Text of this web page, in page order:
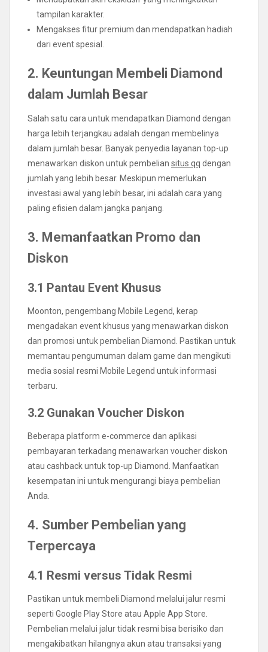
tampilan karakter.
Mengakses fitur premium dan mendapatkan hadiah
dari event spesial.
2. Keuntungan Membeli Diamond
dalam Jumlah Besar
Salah satu cara untuk mendapatkan Diamond dengan
harga lebih terjangkau adalah dengan membelinya
dalam jumlah besar. Banyak penyedia layanan top-up
menawarkan diskon untuk pembelian situs qq dengan
jumlah yang lebih besar. Meskipun memerlukan
investasi awal yang lebih besar, ini adalah cara yang
paling efisien dalam jangka panjang.
3. Memanfaatkan Promo dan
Diskon
3.1 Pantau Event Khusus
Moonton, pengembang Mobile Legend, kerap
mengadakan event khusus yang menawarkan diskon
dan promosi untuk pembelian Diamond. Pastikan untuk
memantau pengumuman dalam game dan mengikuti
media sosial resmi Mobile Legend untuk informasi
terbaru.
3.2 Gunakan Voucher Diskon
Beberapa platform e-commerce dan aplikasi
pembayaran terkadang menawarkan voucher diskon
atau cashback untuk top-up Diamond. Manfaatkan
kesempatan ini untuk mengurangi biaya pembelian
Anda.
4. Sumber Pembelian yang
Terpercaya
4.1 Resmi versus Tidak Resmi
Pastikan untuk membeli Diamond melalui jalur resmi
seperti Google Play Store atau Apple App Store.
Pembelian melalui jalur tidak resmi bisa berisiko dan
mengakibatkan hilangnya akun atau transaksi yang